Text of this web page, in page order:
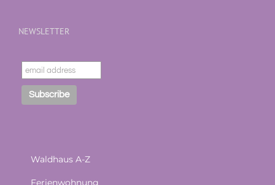
NEWSLETTER
Waldhaus A-Z
Ferienwohnung